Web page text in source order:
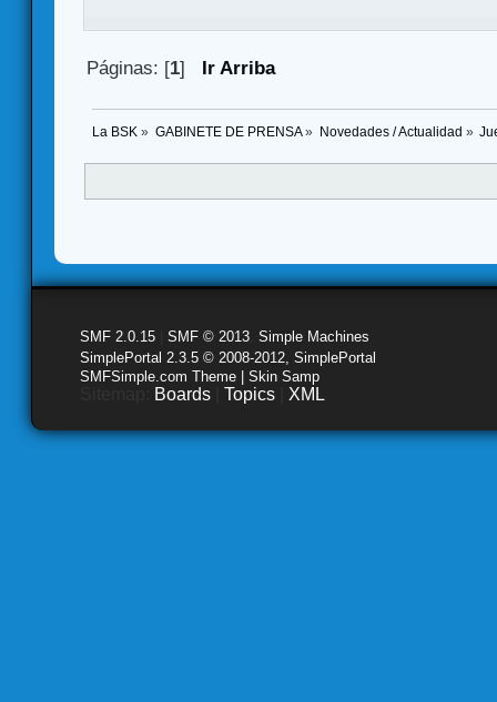
Páginas: [1] Ir Arriba
La BSK » GABINETE DE PRENSA» Novedades / Actualidad »
SMF 2.0.15 SMF © 2013 Simple Machines
SimplePortal 2.3.5 © 2008-2012, SimplePortal
SMFSimple.com Theme | Skin Samp
Boards Topics XML